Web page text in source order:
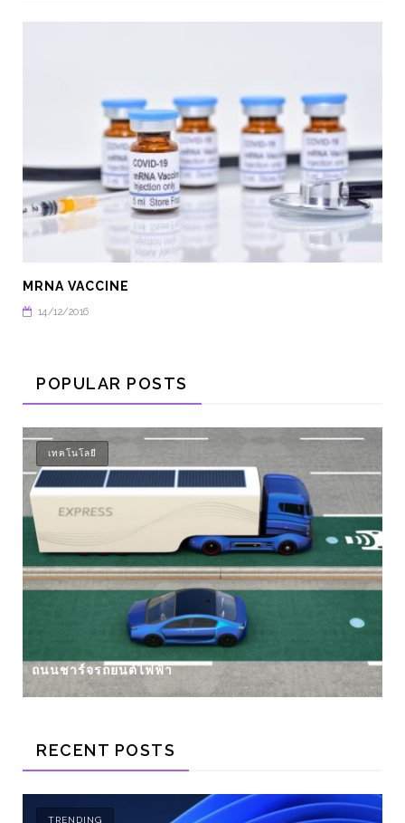
MRNA VACCINE
14/12/2016
POPULAR POSTS
เทคโนโลยี
ถนนชาร์จรถยนต์ไฟฟ้า
RECENT POSTS
TRENDING